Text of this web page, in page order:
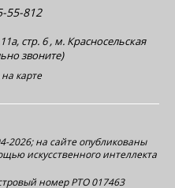
55-812
стр. 6 , м. Красносельская
звоните)
карте
2026; на сайте опубликованы
искусственного интеллекта
номер РТО 017463